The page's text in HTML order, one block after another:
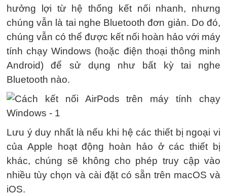
hưởng lợi từ hệ thống kết nối nhanh, nhưng
chúng vẫn là tai nghe Bluetooth đơn giản. Do đó,
chúng vẫn có thể được kết nối hoàn hảo với máy
tính chạy Windows (hoặc điện thoại thông minh
Android) để sử dụng như bất kỳ tai nghe
Bluetooth nào.
Lưu ý duy nhất là nếu khi hệ các thiết bị ngoại vi
của Apple hoạt động hoàn hảo ở các thiết bị
khác, chúng sẽ không cho phép truy cập vào
nhiều tùy chọn và cài đặt có sẵn trên macOS và
iOS.